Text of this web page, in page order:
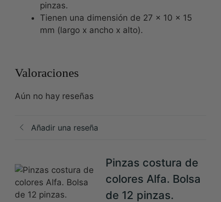
pinzas.
Tienen una dimensión de 27 x 10 x 15
mm (largo x ancho x alto).
Valoraciones
Aún no hay reseñas
Añadir una reseña
Pinzas costura de
colores Alfa. Bolsa
de 12 pinzas.